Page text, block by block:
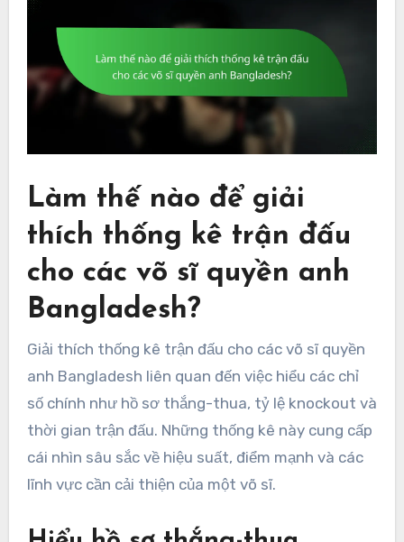
Làm thế nào để giải
thích thống kê trận đấu
cho các võ sĩ quyền anh
Bangladesh?
Giải thích thống kê trận đấu cho các võ sĩ quyền
anh Bangladesh liên quan đến việc hiểu các chỉ
số chính như hồ sơ thắng-thua, tỷ lệ knockout và
thời gian trận đấu. Những thống kê này cung cấp
cái nhìn sâu sắc về hiệu suất, điểm mạnh và các
lĩnh vực cần cải thiện của một võ sĩ.